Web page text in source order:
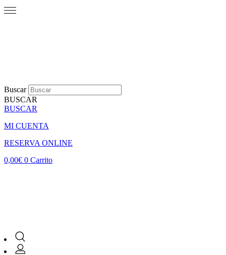
Buscar
BUSCAR
BUSCAR
MI CUENTA
RESERVA ONLINE
0,00€ 0 Carrito